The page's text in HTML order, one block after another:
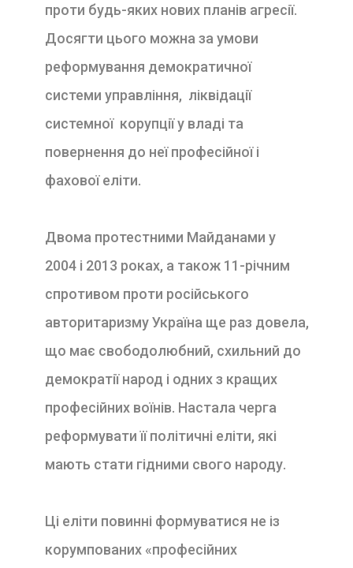
проти будь-яких нових планів агресії.
Досягти цього можна за умови
реформування демократичної
системи управління, ліквідації
системної корупції у владі та
повернення до неї професійної і
фахової еліти.
Двома протестними Майданами у
2004 і 2013 роках, а також 11-річним
спротивом проти російського
авторитаризму Україна ще раз довела,
що має свободолюбний, схильний до
демократії народ і одних з кращих
професійних воїнів. Настала черга
реформувати її політичні еліти, які
мають стати гідними свого народу.
Ці еліти повинні формуватися не із
корумпованих «професійних